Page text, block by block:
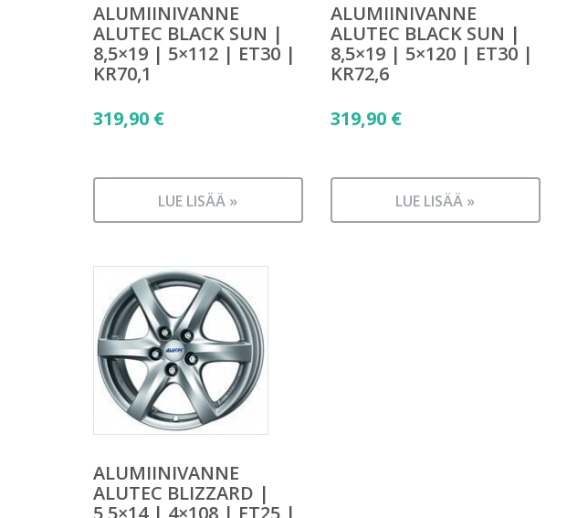
ALUMIINIVANNE
ALUTEC BLACK SUN |
8,5×19 | 5×112 | ET30 |
KR70,1
319,90 €
LUE LISÄÄ »
ALUMIINIVANNE
ALUTEC BLACK SUN |
8,5×19 | 5×120 | ET30 |
KR72,6
319,90 €
LUE LISÄÄ »
ALUMIINIVANNE
ALUTEC BLIZZARD |
5,5×14 | 4×108 | ET25 |